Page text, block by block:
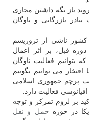
باز نگه داشتن مجاری
بازرگانی و ناوگان
كشور ناشی از تروریسم
قبل، بر اثر اعمال
بتوانیم فعالیت ناوگان
افتخار می توانیم بگوییم
پرچم جمهوری اسلامی
فعالیت دارد.
بر لزوم تمركز و توجه
در حوزه حمل و نقل